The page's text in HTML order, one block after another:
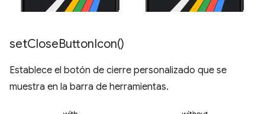
setCloseButtonIcon()
Establece el botón de cierre personalizado que se
muestra en la barra de herramientas.